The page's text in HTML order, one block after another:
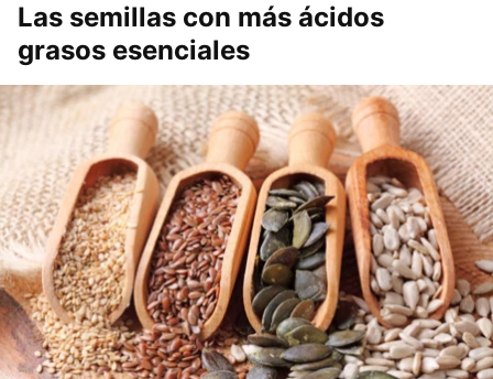
Las semillas con más ácidos
grasos esenciales